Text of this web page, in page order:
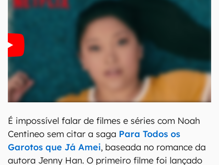
É impossível falar de filmes e séries com Noah
Centineo sem citar a saga Para Todos os
Garotos que Já Amei, baseada no romance da
autora Jenny Han. O primeiro filme foi lançado